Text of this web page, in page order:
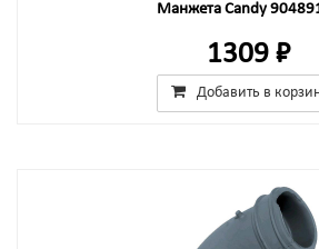
Манжета Candy
1309 ₽
Добавить в